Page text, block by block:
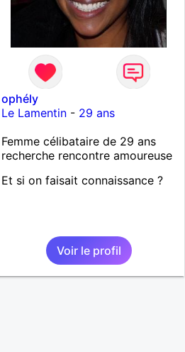
ophély
Le Lamentin- 29 ans
Femme célibataire de 29 ans
recherche rencontre amoureuse
Et si on faisait connaissance ?
Voir le profil